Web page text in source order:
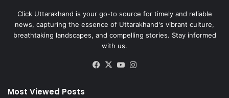
Click Uttarakhand is your go-to source for timely and reliable
news, capturing the essence of Uttarakhand's vibrant culture,
breathtaking landscapes, and compelling stories. Stay informed
with us.
Facebook
X YouTube
Most Viewed Posts